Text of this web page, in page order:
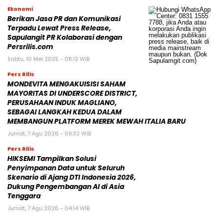
Ekonomi
Berikan Jasa PR dan Komunikasi
Terpadu Lewat Press Release,
Sapulangit PR Kolaborasi dengan
Persrilis.com
Sabtu, 10 Mei 2025 - 08:13 WIB
Pers Rilis
MONDEVITA MENGAKUISISI SAHAM
MAYORITAS DI UNDERSCORE DISTRICT,
PERUSAHAAN INDUK MAGLIANO,
SEBAGAI LANGKAH KEDUA DALAM
MEMBANGUN PLATFORM MEREK MEWAH ITALIA BARU
Jumat, 7 Agu 2026 - 09:32 WIB
Pers Rilis
HIKSEMI Tampilkan Solusi
Penyimpanan Data untuk Seluruh
Skenario di Ajang DTI Indonesia 2026,
Dukung Pengembangan AI di Asia
Tenggara
Jumat, 7 Agu 2026 - 04:14 WIB